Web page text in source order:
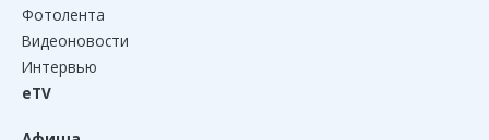
Фотолента
Видеоновости
Интервью
eTV